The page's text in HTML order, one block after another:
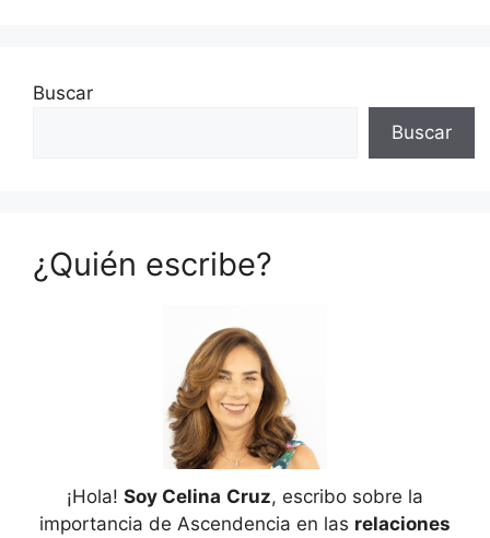
Buscar
Buscar
¿Quién escribe?
¡Hola! Soy Celina Cruz, escribo sobre la
importancia de Ascendencia en las relaciones